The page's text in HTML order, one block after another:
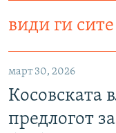
види ги
март 30, 2026
Косовската
предлогот